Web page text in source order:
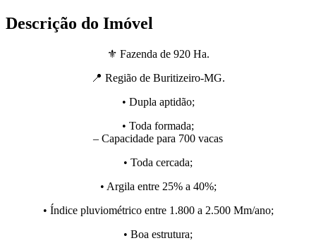
Descrição do Imóvel
⚜️ Fazenda de 920 Ha.
📍 Região de Buritizeiro-MG.
• Dupla aptidão;
• Toda formada;
– Capacidade para 700 vacas
• Toda cercada;
• Argila entre 25% a 40%;
• Índice pluviométrico entre 1.800 a 2.500 Mm/ano;
• Boa estrutura;